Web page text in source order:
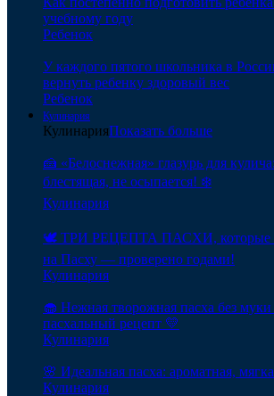
учебному году
Ребенок
У каждого пятого школьника в
вернуть ребенку здоровый вес
Ребенок
Кулинария
КулинарияПоказать больше
🍰 «Белоснежная» глазурь для
блестящая, не осыпается! ❄️
Кулинария
🕊️ ТРИ РЕЦЕПТА ПАСХИ, которые я
на Пасху — проверено годами!
Кулинария
🧁 Нежная творожная пасха без
пасхальный рецепт 💛
Кулинария
🌸 Идеальная пасха: ароматная,
Кулинария